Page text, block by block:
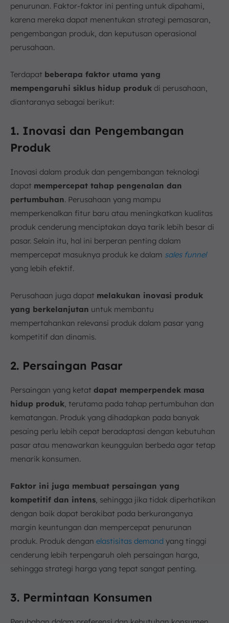
penurunan. Faktor-faktor ini penting untuk dipahami,
karena mereka dapat menentukan strategi pemasaran,
pengembangan produk, dan keputusan operasional
perusahaan.
Terdapat beberapa faktor utama yang
mempengaruhi siklus hidup produk di perusahaan,
diantaranya sebagai berikut:
1. Inovasi dan Pengembangan
Produk
Inovasi dalam produk dan pengembangan teknologi
dapat mempercepat tahap pengenalan dan
pertumbuhan. Perusahaan yang mampu
memperkenalkan fitur baru atau meningkatkan kualitas
produk cenderung menciptakan daya tarik lebih besar di
pasar. Selain itu, hal ini berperan penting dalam
mempercepat masuknya produk ke dalam sales funnel
yang lebih efektif.
Perusahaan juga dapat melakukan inovasi produk
yang berkelanjutan untuk membantu
mempertahankan relevansi produk dalam pasar yang
kompetitif dan dinamis.
2. Persaingan Pasar
Persaingan yang ketat dapat memperpendek masa
hidup produk , terutama pada tahap pertumbuhan dan
kematangan. Produk yang dihadapkan pada banyak
pesaing perlu lebih cepat beradaptasi dengan kebutuhan
pasar atau menawarkan keunggulan berbeda agar tetap
menarik konsumen.
Faktor ini juga membuat persaingan yang
kompetitif dan intens , sehingga jika tidak diperhatikan
dengan baik dapat berakibat pada berkuranganya
margin keuntungan dan mempercepat penurunan
produk. Produk dengan elastisitas demand yang tinggi
cenderung lebih terpengaruh oleh persaingan harga,
sehingga strategi harga yang tepat sangat penting.
3. Permintaan Konsumen